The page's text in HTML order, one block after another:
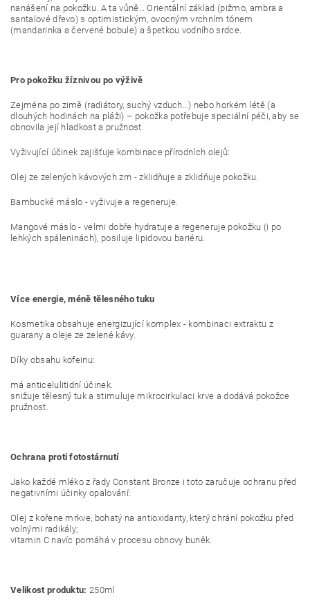
nanášení na pokožku. A ta vůně… Orientální základ (pižmo, ambra a
santalové dřevo) s optimistickým, ovocným vrchním tónem
(mandarinka a červené bobule) a špetkou vodního srdce.
Pro pokožku žíznivou po výživě
Zejména po zimě (radiátory, suchý vzduch…) nebo horkém létě (a
dlouhých hodinách na pláži) – pokožka potřebuje speciální péči, aby se
obnovila její hladkost a pružnost.
Vyživující účinek zajišťuje kombinace přírodních olejů:
Olej ze zelených kávových zrn - zklidňuje a zklidňuje pokožku.
Bambucké máslo - vyživuje a regeneruje.
Mangové máslo - velmi dobře hydratuje a regeneruje pokožku (i po
lehkých spáleninách), posiluje lipidovou bariéru.
Více energie, méně tělesného tuku
Kosmetika obsahuje energizující komplex - kombinaci extraktu z
guarany a oleje ze zelené kávy.
Díky obsahu kofeinu:
má anticelulitidní účinek.
snižuje tělesný tuk a stimuluje mikrocirkulaci krve a dodává pokožce
pružnost.
Ochrana proti fotostárnutí
Jako každé mléko z řady Constant Bronze i toto zaručuje ochranu před
negativními účinky opalování:
Olej z kořene mrkve, bohatý na antioxidanty, který chrání pokožku před
volnými radikály;
vitamin C navíc pomáhá v procesu obnovy buněk.
Velikost produktu: 250ml